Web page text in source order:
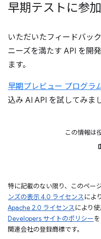
早期テストに参
いただいたフィードバッ
ニーズを満たす API を開
ます。
早期プレビュー プログラ
込み AI API を試してみま
この情報は
特に記載のない限り、このペー
ンズの表示 4.0 ライセンスによ
Apache 2.0 ライセンスにより
Developers サイトのポリシー
関連会社の登録商標です。